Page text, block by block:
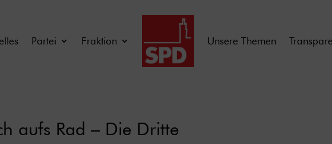
Partei Fraktion Unsere Themen
aufs Rad – Die Dritte